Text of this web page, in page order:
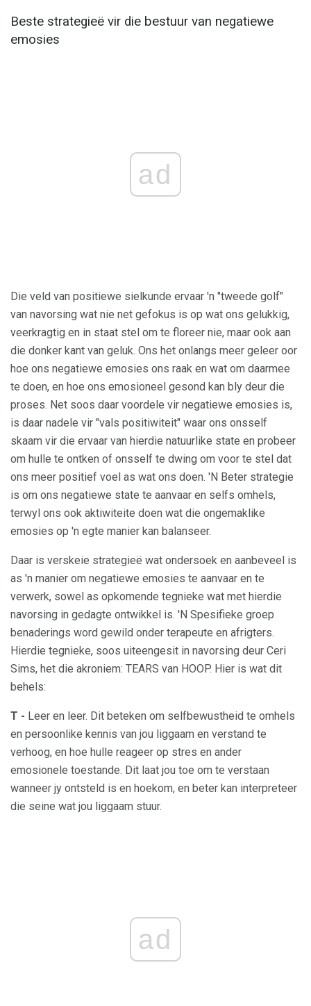
Beste strategieë vir die bestuur van negatiewe
emosies
ad
Die veld van positiewe sielkunde ervaar 'n "tweede golf"
van navorsing wat nie net gefokus is op wat ons gelukkig,
veerkragtig en in staat stel om te floreer nie, maar ook aan
die donker kant van geluk. Ons het onlangs meer geleer oor
hoe ons negatiewe emosies ons raak en wat om daarmee
te doen, en hoe ons emosioneel gesond kan bly deur die
proses. Net soos daar voordele vir negatiewe emosies is,
is daar nadele vir "vals positiwiteit" waar ons onsself
skaam vir die ervaar van hierdie natuurlike state en probeer
om hulle te ontken of onsself te dwing om voor te stel dat
ons meer positief voel as wat ons doen. 'N Beter strategie
is om ons negatiewe state te aanvaar en selfs omhels,
terwyl ons ook aktiwiteite doen wat die ongemaklike
emosies op 'n egte manier kan balanseer.
Daar is verskeie strategieë wat ondersoek en aanbeveel is
as 'n manier om negatiewe emosies te aanvaar en te
verwerk, sowel as opkomende tegnieke wat met hierdie
navorsing in gedagte ontwikkel is. 'N Spesifieke groep
benaderings word gewild onder terapeute en afrigters.
Hierdie tegnieke, soos uiteengesit in navorsing deur Ceri
Sims, het die akroniem: TEARS van HOOP. Hier is wat dit
behels:
T - Leer en leer. Dit beteken om selfbewustheid te omhels
en persoonlike kennis van jou liggaam en verstand te
verhoog, en hoe hulle reageer op stres en ander
emosionele toestande. Dit laat jou toe om te verstaan ​​
wanneer jy ontsteld is en hoekom, en beter kan interpreteer
die seine wat jou liggaam stuur.
ad